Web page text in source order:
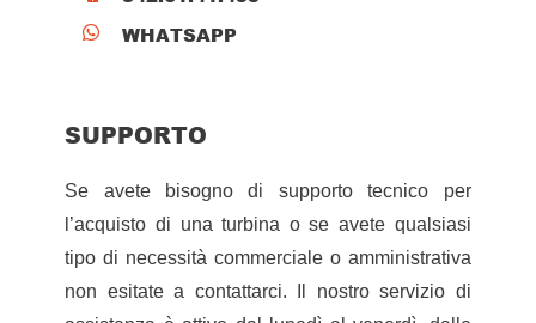
 WHATSAPP
SUPPORTO
Se avete bisogno di supporto tecnico per
l’acquisto di una turbina o se avete qualsiasi
tipo di necessità commerciale o amministrativa
non esitate a contattarci. Il nostro servizio di